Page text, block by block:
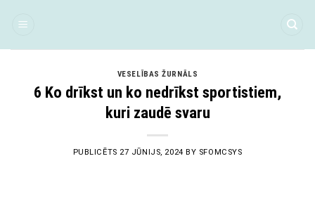
VESELĪBAS ŽURNĀLS
6 Ko drīkst un ko nedrīkst sportistiem,
kuri zaudē svaru
PUBLICĒTS 27 JŪNIJS, 2024 BY SFOMCSYS